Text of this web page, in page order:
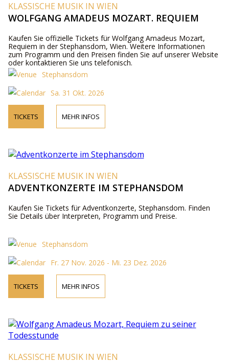
KLASSISCHE MUSIK IN WIEN
WOLFGANG AMADEUS MOZART. REQUIEM
Kaufen Sie offizielle Tickets für Wolfgang Amadeus Mozart,
Requiem in der Stephansdom, Wien. Weitere Informationen
zum Programm und den Preisen finden Sie auf unserer Website
oder kontaktieren Sie uns telefonisch.
Stephansdom
Sa. 31 Okt. 2026
TICKETS MEHR INFOS
KLASSISCHE MUSIK IN WIEN
ADVENTKONZERTE IM STEPHANSDOM
Kaufen Sie Tickets für Adventkonzerte, Stephansdom. Finden
Sie Details über Interpreten, Programm und Preise.
Stephansdom
Fr. 27 Nov. 2026 - Mi. 23 Dez. 2026
TICKETS MEHR INFOS
KLASSISCHE MUSIK IN WIEN